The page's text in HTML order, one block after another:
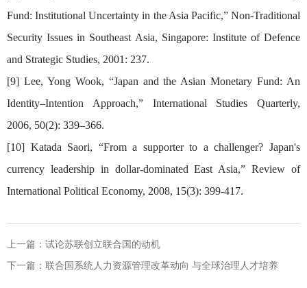
Fund: Institutional Uncertainty in the Asia Pacific,” Non-Traditional
Security Issues in Southeast Asia, Singapore: Institute of Defence
and Strategic Studies, 2001: 237.
[9] Lee, Yong Wook, “Japan and the Asian Monetary Fund: An
Identity–Intention Approach,” International Studies Quarterly,
2006, 50(2): 339–366.
[10] Katada Saori, “From a supporter to a challenger? Japan's
currency leadership in dollar-dominated East Asia,” Review of
International Political Economy, 2008, 15(3): 399-417.
上一篇： 试论苏联创立联合国的动机
下一篇： 联合国系统人力资源管理改革动向 与全球治理人才培养